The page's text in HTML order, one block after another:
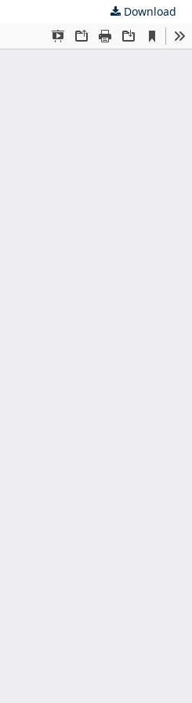
Download